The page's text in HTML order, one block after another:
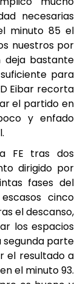
necesarias
minuto 85 el
nuestros por
deja bastante
para
Eibar recorta
el partido en
y enfado
FE tras dos
dirigido por
fases del
cinco
el descanso,
los espacios
segunda parte
el resultado a
el minuto 93.